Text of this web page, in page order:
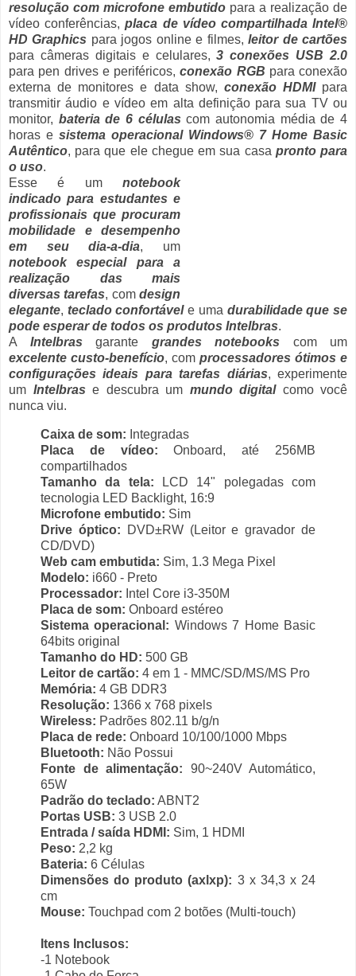
resolução com microfone embutido para a realização de
vídeo conferências,placa de vídeo compartilhada Intel®
HD Graphics para jogos online e filmes,leitor de cartões
para câmeras digitais e celulares,3 conexões USB 2.0
para pen drives e periféricos,conexão RGB para conexão
externa de monitores e data show, conexão HDMIpara
transmitir áudio e vídeo em alta definição para sua TV ou
monitor, bateria de 6 células com autonomia média de 4
horas e sistema operacional Windows® 7 Home Basic
Autêntico, para que ele chegue em sua casa pronto para
o uso.
Esse é um notebook
indicado para estudantes e
profissionais que procuram
mobilidade e desempenho
em seu dia-a-dia, um
notebook especial para a
realização das mais
diversas tarefas, comdesign
elegante, teclado confortávele uma durabilidade que se
pode esperar de todos os produtos Intelbras.
A Intelbras garante grandes notebooks com um
excelente custo-benefício, com processadores ótimos e
configurações ideais para tarefas diárias, experimente
um Intelbras e descubra um mundo digitalcomo você
nunca viu.
Caixa de som: Integradas
Placa de vídeo: Onboard, até 256MB
compartilhados
Tamanho da tela: LCD 14" polegadas com
tecnologia LED Backlight, 16:9
Microfone embutido: Sim
Drive óptico: DVD±RW (Leitor e gravador de
CD/DVD)
Web cam embutida: Sim, 1.3 Mega Pixel
Modelo: i660 - Preto
Processador: Intel Core i3-350M
Placa de som: Onboard estéreo
Sistema operacional: Windows 7 Home Basic
64bits original
Tamanho do HD: 500 GB
Leitor de cartão: 4 em 1 - MMC/SD/MS/MS Pro
Memória: 4 GB DDR3
Resolução: 1366 x 768 pixels
Wireless: Padrões 802.11 b/g/n
Placa de rede: Onboard 10/100/1000 Mbps
Bluetooth: Não Possui
Fonte de alimentação: 90~240V Automático,
65W
Padrão do teclado: ABNT2
Portas USB: 3 USB 2.0
Entrada / saída HDMI: Sim, 1 HDMI
Peso: 2,2 kg
Bateria: 6 Células
Dimensões do produto (axlxp): 3 x 34,3 x 24
cm
Mouse: Touchpad com 2 botões (Multi-touch)
Itens Inclusos:
-1 Notebook